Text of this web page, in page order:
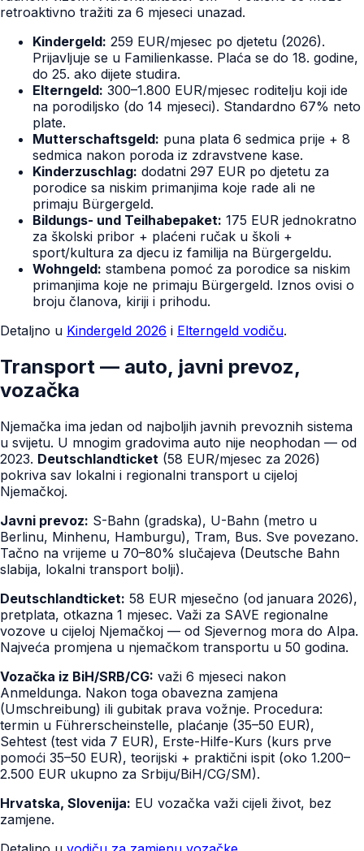
retroaktivno tražiti za 6 mjeseci unazad.
Kindergeld: 259 EUR/mjesec po djetetu (2026).
Prijavljuje se u Familienkasse. Plaća se do 18. godine,
do 25. ako dijete studira.
Elterngeld: 300–1.800 EUR/mjesec roditelju koji ide
na porodiljsko (do 14 mjeseci). Standardno 67% neto
plate.
Mutterschaftsgeld: puna plata 6 sedmica prije + 8
sedmica nakon poroda iz zdravstvene kase.
Kinderzuschlag: dodatni 297 EUR po djetetu za
porodice sa niskim primanjima koje rade ali ne
primaju Bürgergeld.
Bildungs- und Teilhabepaket: 175 EUR jednokratno
za školski pribor + plaćeni ručak u školi +
sport/kultura za djecu iz familija na Bürgergeldu.
Wohngeld: stambena pomoć za porodice sa niskim
primanjima koje ne primaju Bürgergeld. Iznos ovisi o
broju članova, kiriji i prihodu.
Detaljno u Kindergeld 2026 i Elterngeld vodiču.
Transport — auto, javni prevoz,
vozačka
Njemačka ima jedan od najboljih javnih prevoznih sistema
u svijetu. U mnogim gradovima auto nije neophodan — od
2023. Deutschlandticket (58 EUR/mjesec za 2026)
pokriva sav lokalni i regionalni transport u cijeloj
Njemačkoj.
Javni prevoz: S-Bahn (gradska), U-Bahn (metro u
Berlinu, Minhenu, Hamburgu), Tram, Bus. Sve povezano.
Tačno na vrijeme u 70–80% slučajeva (Deutsche Bahn
slabija, lokalni transport bolji).
Deutschlandticket: 58 EUR mjesečno (od januara 2026),
pretplata, otkazna 1 mjesec. Važi za SAVE regionalne
vozove u cijeloj Njemačkoj — od Sjevernog mora do Alpa.
Najveća promjena u njemačkom transportu u 50 godina.
Vozačka iz BiH/SRB/CG: važi 6 mjeseci nakon
Anmeldunga. Nakon toga obavezna zamjena
(Umschreibung) ili gubitak prava vožnje. Procedura:
termin u Führerscheinstelle, plaćanje (35–50 EUR),
Sehtest (test vida 7 EUR), Erste-Hilfe-Kurs (kurs prve
pomoći 35–50 EUR), teorijski + praktični ispit (oko 1.200–
2.500 EUR ukupno za Srbiju/BiH/CG/SM).
Hrvatska, Slovenija: EU vozačka važi cijeli život, bez
zamjene.